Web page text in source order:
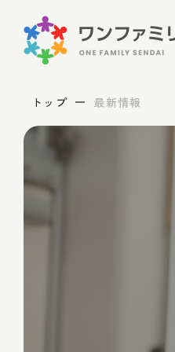
トップ 最新情報